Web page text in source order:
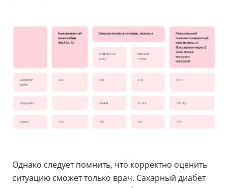
Однако следует помнить, что корректно оценить
ситуацию сможет только врач. Сахарный диабет